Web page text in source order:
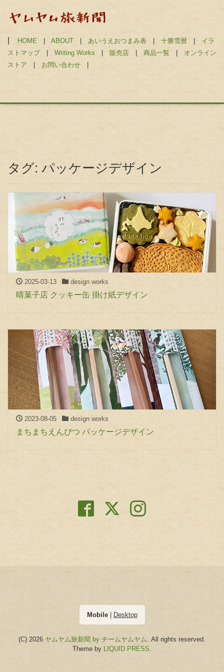
HOME | ABOUT | あいうえおつまみ表 | 十勝雪暦 | イラ
ストマップ| Writing Works | 販売店 | 商品一覧 | オンライン
ストア | お問い合わせ |
タグ: パッケージデザイン
2025-03-13 design works
晴菓子店 クッキー缶 掛け紙デザイン
2023-08-05 design works
まちまちえんぴつ パッケージデザイン
Mobile| Desktop
(C) 2026 ヤムヤム旅新聞 by チームヤムヤム . All rights reserved.
Theme by LIQUID PRESS